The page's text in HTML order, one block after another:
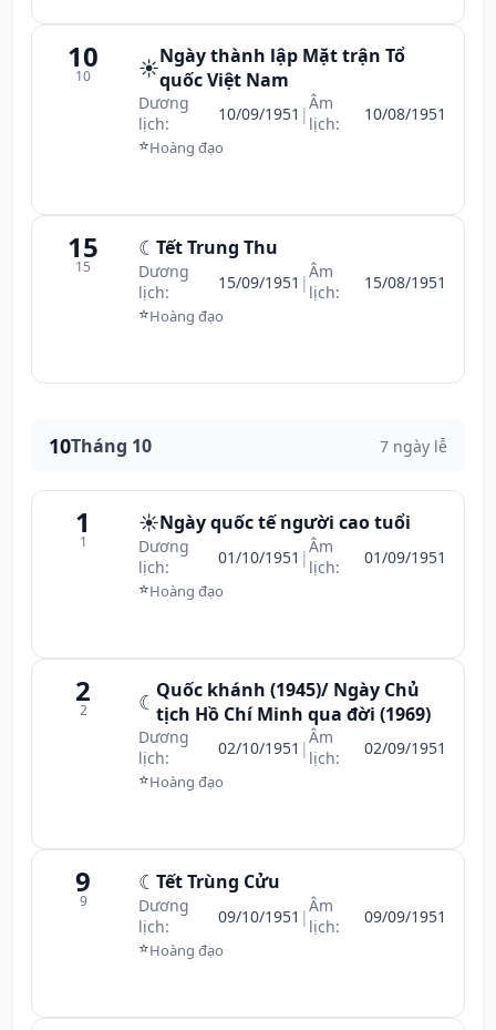
10
10 ☀️Ngày thành lập Mặt trận Tổ
quốc Việt Nam
Dương
lịch:
10/09/1951 |Âm
lịch:
10/08/1951
⭐Hoàng đạo
15
15
☾ Tết Trung Thu
Dương
lịch:
15/09/1951 |Âm
lịch:
15/08/1951
⭐Hoàng đạo
10Tháng 10 7 ngày lễ
1
1
☀️Ngày quốc tế người cao tuổi
Dương
lịch:
01/10/1951 |Âm
lịch:
01/09/1951
⭐Hoàng đạo
2
2 ☾ Quốc khánh (1945)/ Ngày Chủ
tịch Hồ Chí Minh qua đời (1969)
Dương
lịch:
02/10/1951 |Âm
lịch:
02/09/1951
⭐Hoàng đạo
9
9
☾ Tết Trùng Cửu
Dương
lịch:
09/10/1951 |Âm
lịch:
09/09/1951
⭐Hoàng đạo